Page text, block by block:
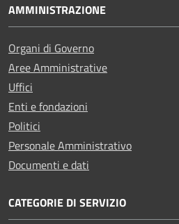
AMMINISTRAZIONE
Organi di Governo
Aree Amministrative
Uffici
Enti e fondazioni
Politici
Personale Amministrativo
Documenti e dati
CATEGORIE DI SERVIZIO